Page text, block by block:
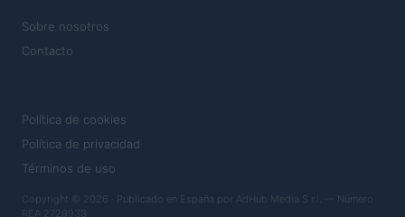
Sobre nosotros
Contacto
Política de cookies
Política de privacidad
Términos de uso
Copyright © 2026 · Publicado en España por AdHub Media S.r.l. — Número
REA 2729933